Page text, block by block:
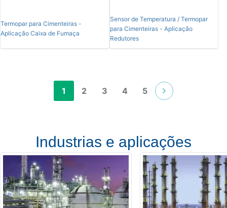
Termopar para Cimenteiras -
Aplicação Caixa de Fumaça
Sensor de Temperatura / Termopar
para Cimenteiras - Aplicação
Redutores
1 2 3 4 5
Industrias e aplicações